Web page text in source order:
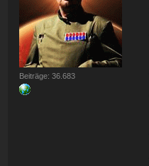
Beiträge: 36.683